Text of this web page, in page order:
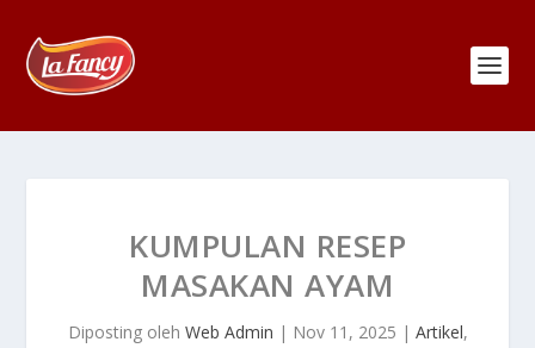
KUMPULAN RESEP
MASAKAN AYAM
Diposting oleh Web Admin | Nov 11, 2025 | Artikel,